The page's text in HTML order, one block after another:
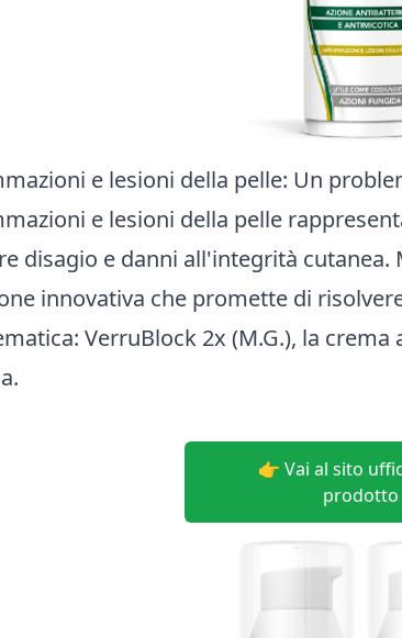
e lesioni della pelle: Un
e lesioni della pelle
disagio e danni all'integrità
innovativa che promette di
VerruBlock 2x (M.G.), la
👉 Vai al sito
prodotto